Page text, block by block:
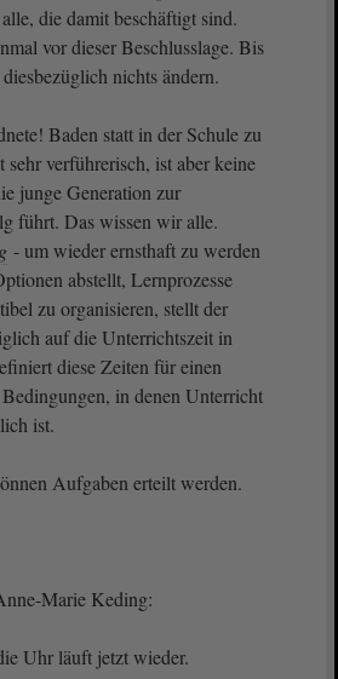
die damit beschäftigt sind.
vor dieser Beschlusslage. Bis
nichts ändern.
Baden statt in der Schule zu
sehr verführerisch, ist aber keine
junge Generation zur
führt. Das wissen wir alle.
- um wieder ernsthaft zu werden
abstellt, Lernprozesse
zu organisieren, stellt der
auf die Unterrichtszeit in
diese Zeiten für einen
in denen Unterricht
ist.
Aufgaben erteilt werden.
Marie Keding:
Uhr läuft jetzt wieder.